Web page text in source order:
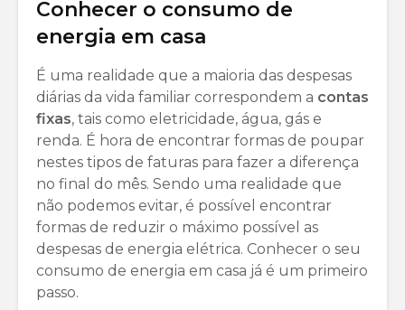
Conhecer o consumo de
energia em casa
É uma realidade que a maioria das despesas
diárias da vida familiar correspondem a contas
fixas, tais como eletricidade, água, gás e
renda. É hora de encontrar formas de poupar
nestes tipos de faturas para fazer a diferença
no final do mês. Sendo uma realidade que
não podemos evitar, é possível encontrar
formas de reduzir o máximo possível as
despesas de energia elétrica. Conhecer o seu
consumo de energia em casa já é um primeiro
passo.